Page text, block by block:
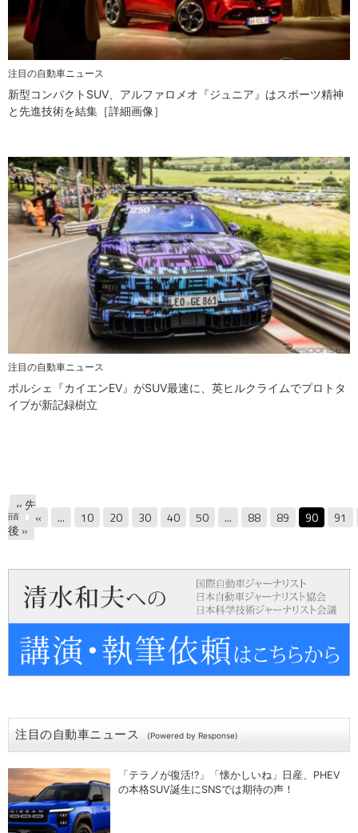
注目の自動車ニュース
新型コンパクトSUV、アルファロメオ『ジュニア』はスポーツ精神
と先進技術を結集［詳細画像］
注目の自動車ニュース
ポルシェ『カイエンEV』がSUV最速に、英ヒルクライムでプロトタ
イプが新記録樹立
« 先
頭 « ... 10 20 30 40 50 ... 88 89 90 91
後 »
注目の自動車ニュース (Powered by Response)
「テラノが復活!?」「懐かしいね」日産、PHEV
の本格SUV誕生にSNSでは期待の声！